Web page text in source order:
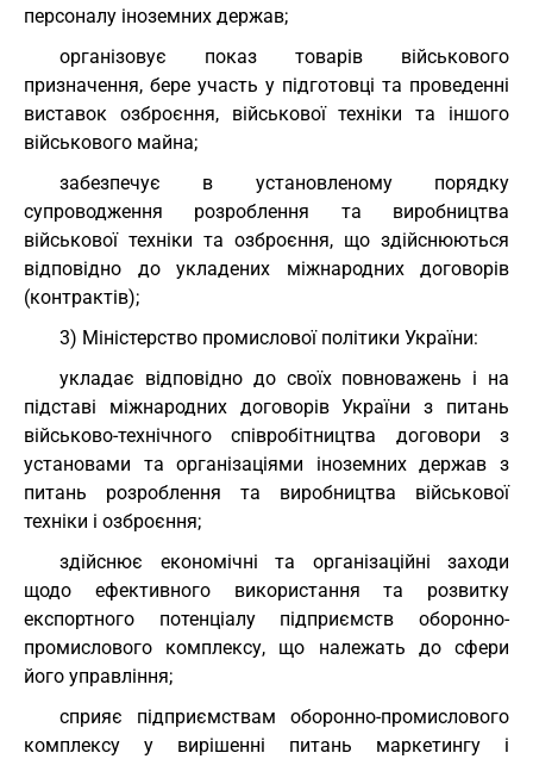
персоналу іноземних держав;
організовує показ товарів військового
призначення, бере участь у підготовці та проведенні
виставок озброєння, військової техніки та іншого
військового майна;
забезпечує в установленому порядку
супроводження розроблення та виробництва
військової техніки та озброєння, що здійснюються
відповідно до укладених міжнародних договорів
(контрактів);
3) Міністерство промислової політики України:
укладає відповідно до своїх повноважень і на
підставі міжнародних договорів України з питань
військово-технічного співробітництва договори з
установами та організаціями іноземних держав з
питань розроблення та виробництва військової
техніки і озброєння;
здійснює економічні та організаційні заходи
щодо ефективного використання та розвитку
експортного потенціалу підприємств оборонно-
промислового комплексу, що належать до сфери
його управління;
сприяє підприємствам оборонно-промислового
комплексу у вирішенні питань маркетингу і